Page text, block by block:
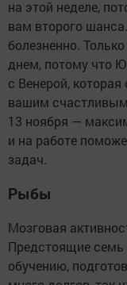
на этой неделе,
вам второго
болезненно.
днем, потому что
с Венерой,
вашим
13 ноября —
и на работе
задач.
Рыбы
Мозговая
Предстоящие семь
обучению,